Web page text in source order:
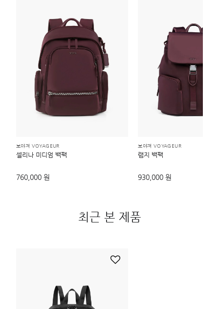
보야져 VOYAGEUR
셀리나 미디엄 백팩
760,000 원
보야져 VOYAGEUR
램지 백팩
930,000 원
최근 본 제품